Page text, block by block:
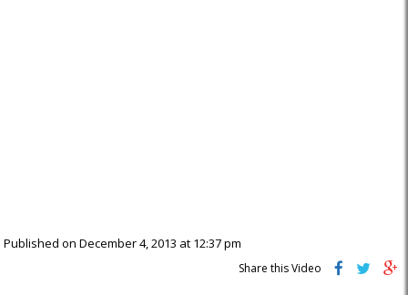
Published on December 4, 2013 at 12:37 pm
Share this Video